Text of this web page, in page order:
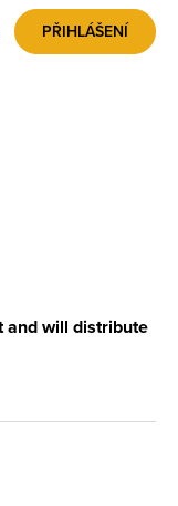
PŘIHLÁŠENÍ
and will distribute